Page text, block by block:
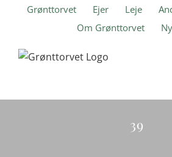
Grønttorvet Ejer Leje
Om Grønttorvet
39